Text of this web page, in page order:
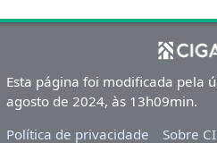
Esta página foi modificada pela
agosto de 2024, às 13h09min.
Política de privacidade
Sobre